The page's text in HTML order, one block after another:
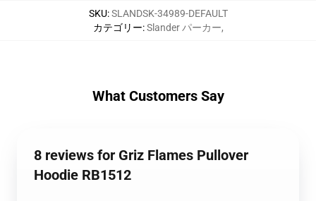
SKU:SLANDSK-34989-DEFAULT
カテゴリー:Slander パーカー,
What Customers Say
8 reviews for Griz Flames Pullover
Hoodie RB1512